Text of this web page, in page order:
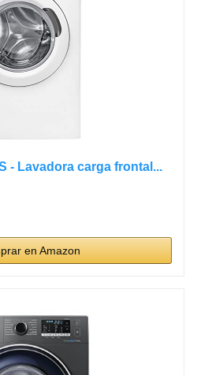
- Lavadora carga frontal...
en Amazon